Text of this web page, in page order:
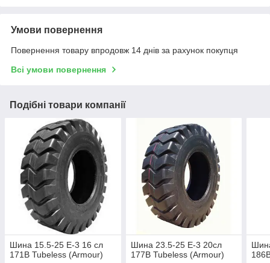
Умови повернення
Повернення товару впродовж 14 днів за рахунок покупця
Всі умови повернення
Подібні товари компанії
Шина 15.5-25 E-3 16 сл
171B Tubeless (Armour)
Шина 23.5-25 E-3 20сл
177B Tubeless (Armour)